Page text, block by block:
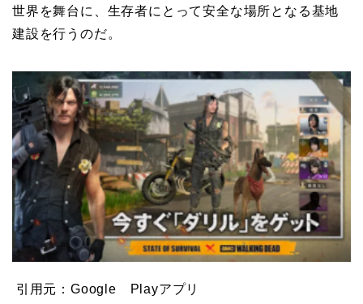
世界を舞台に、生存者にとって安全な場所となる基地
建設を行うのだ。
引用元：Google Playアプリ